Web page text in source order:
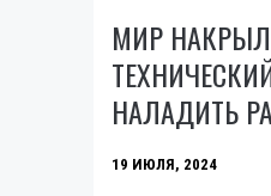
МИР
НАЛАДИТЬ
19 ИЮЛЯ, 2024